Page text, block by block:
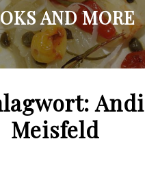
AND MORE
Andi
Meisfeld